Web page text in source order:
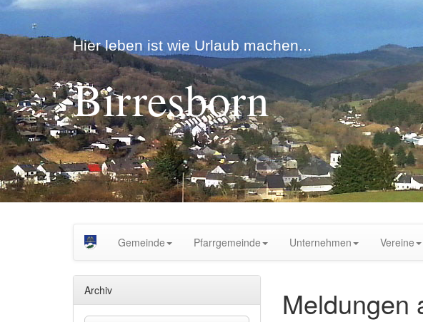
Hier leben ist wie Urlaub machen...
Birresborn
Gemeinde Pfarrgemeinde Unternehmen Vereine
Archiv Meldungen